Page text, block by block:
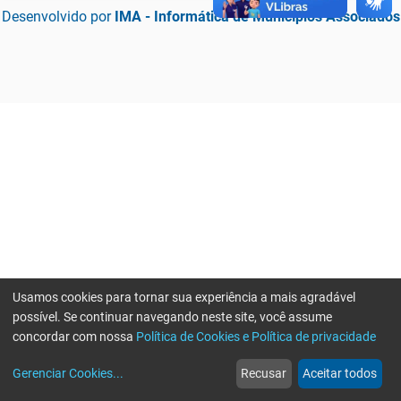
Desenvolvido por IMA - Informática de Municípios Associados
web
Notícias
more_horiz
Mais
Usamos cookies para tornar sua experiência a mais agradável
possível. Se continuar navegando neste site, você assume
concordar com nossa Política de Cookies e Política de privacidade
Gerenciar Cookies... Recusar Aceitar todos
Erro ao enviar informações, por favor tente novamente